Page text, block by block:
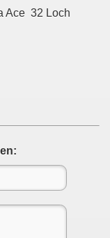
Ace 32 Loch